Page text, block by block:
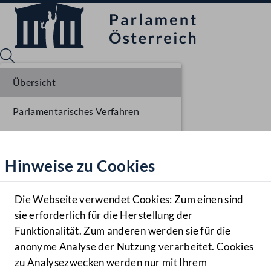
Hilfe
Benutzer
Navigationsmenü öffnen
MENÜ
Hinweise zu Cookies
Die Webseite verwendet Cookies: Zum einen sind
sie erforderlich für die Herstellung der
Funktionalität. Zum anderen werden sie für die
anonyme Analyse der Nutzung verarbeitet. Cookies
zu Analysezwecken werden nur mit Ihrem
Übersicht
Parlamentarisches Verfahren